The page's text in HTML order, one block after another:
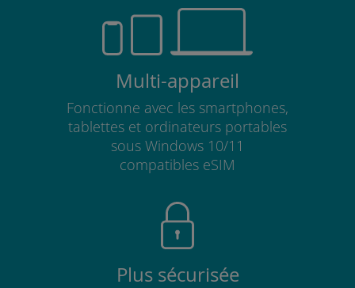
Multi-appareil
Fonctionne avec les smartphones,
tablettes et ordinateurs portables
sous Windows 10/11
compatibles eSIM
Plus sécurisée